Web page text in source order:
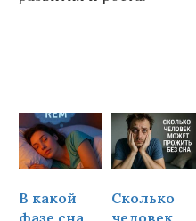
В какой
фазе сна
Сколько
человек